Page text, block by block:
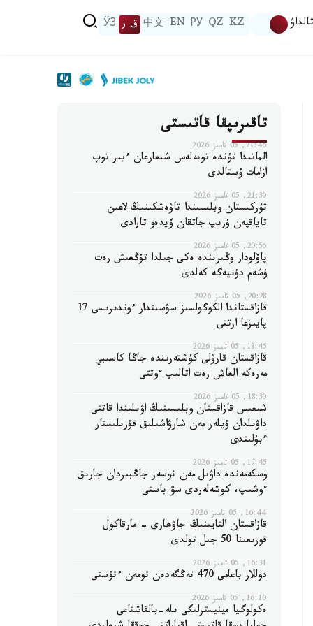
تالداۋ KZ
QZ
РУ
EN
中文 ق ز ЎЗ
تاقىرىپقا قاتىستى
21:46, 05 تامىز 2026
الماتىدا تۇندە توبەلەس شىعارعان ءبىر توپ
ازامات ۇستالدى
21:30, 05 تامىز 2026
تۇركىستان وبلىسىندا تاۋەشكىنىڭ لاعىن
تاياقپەن ۇرىپ جاتقان ۆيدەو تارادى
20:56, 05 تامىز 2026
پاۆلودار وڭىرىندە ەكى جىلدا تۇڭعىش رەت
ۇشەم دۇنيەگە كەلدى
20:28, 05 تامىز 2026
قازاقستاندا الكوگولسىز سۋسىندار ءوندىرىسى 17
پايىزعا ارتتى
18:45, 05 تامىز 2026
قازاقستان قارۋلى كۇشتەرىندە جاڭا كاسىبي
مەرەكە العاش رەت اتالىپ ءوتتى
18:30, 05 تامىز 2026
شىعىس قازاقستان وبلىسىنىڭ اۋىلىندا قاتتى
داۋىلدان ۇيلەر مەن شارۋاشىلىق قۇرىلىستار
ءبۇلىندى
17:45, 05 تامىز 2026
وسكەمەندە داۋىل مەن نوسەر جاڭبىردان جارىق
ءوشىپ، كوشەلەردى سۋ باستى
16:44, 05 تامىز 2026
قازاقستان التايىنىڭ جاۋھارى - مارقاكول
قورىعىنا 50 جىل تولدى
16:31, 05 تامىز 2026
دوللار باعامى 470 تەڭگەدەن تومەن ءتۇستى
16:10, 05 تامىز 2026
ەكولوگيا مينيسترلىگى ىلە-بالقاشتاعى